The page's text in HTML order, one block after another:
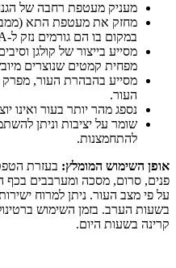
מעניק מעטפת רחבה של
מחזק את מעטפת התא
במקום בו הם גורמים נזק ל-DNA.
מסייע בייצור של קולגן
מפחית קמטים שנוצרים
מסייע בהבהרת העור, מפרק
העור.
נספג מהר יותר בעור ואינו
שומר על יציבות וניתן
להתחמצנות.
אופן השימוש המומלץ:
פנים, סרום, מסכה ומערבבים בכף
על פי מצב העור. ניתן למרוח
בשעות הערב. בזמן השימוש
קרינה בשעות היום.